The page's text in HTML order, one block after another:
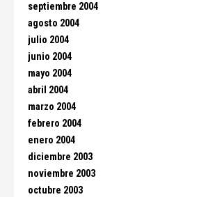
septiembre 2004
agosto 2004
julio 2004
junio 2004
mayo 2004
abril 2004
marzo 2004
febrero 2004
enero 2004
diciembre 2003
noviembre 2003
octubre 2003